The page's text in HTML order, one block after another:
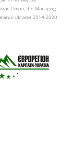
Union, the Managing
Ukraine 2014-2020